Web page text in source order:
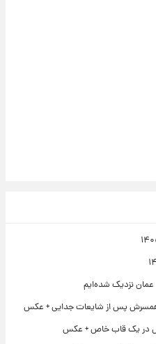
عمان نزدیک شده‌ایم
همسرش پس از شایعات جدایی + عکس
در یک قاب خاص + عکس